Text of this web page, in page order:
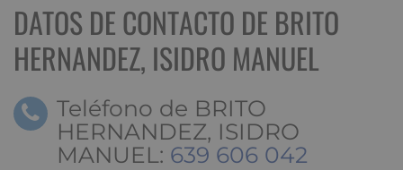
DATOS DE CONTACTO DE BRITO
HERNANDEZ, ISIDRO MANUEL
Teléfono de BRITO
HERNANDEZ, ISIDRO
MANUEL: 639 606 042